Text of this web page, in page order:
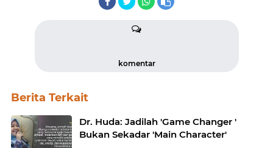
komentar
Berita Terkait
Dr. Huda: Jadilah 'Game Changer '
Bukan Sekadar 'Main Character'